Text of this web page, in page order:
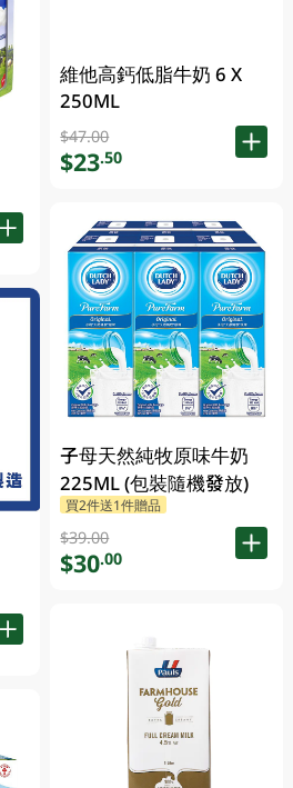
維他高鈣低脂牛奶 6 X
250ML
$47.00
$23.50
子母天然純牧原味牛奶
225ML (包裝隨機發放)
買2件送1件贈品
$39.00
$30.00